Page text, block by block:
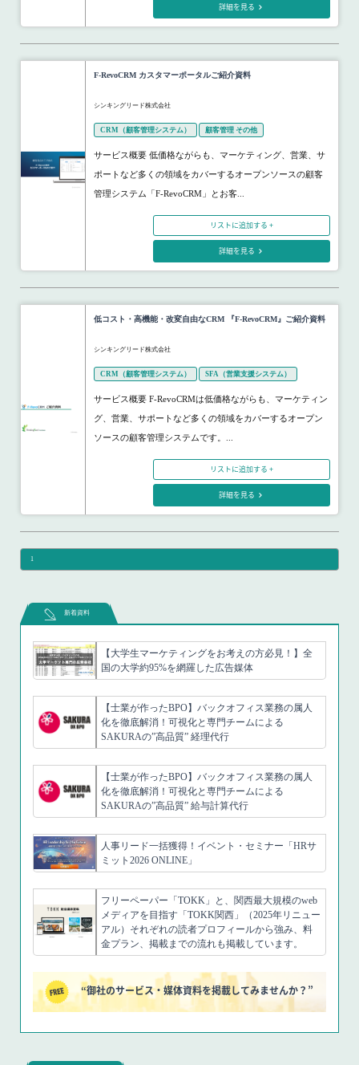
詳細を見る
F-RevoCRM カスタマーポータルご紹介資料
シンキングリード株式会社
CRM（顧客管理システム） 顧客管理 その他
サービス概要 低価格ながらも、マーケティング、営業、サ
ポートなど多くの領域をカバーするオープンソースの顧客
管理システム「F-RevoCRM」とお客...
リストに追加する +
詳細を見る
低コスト・高機能・改変自由なCRM 『F-RevoCRM』ご紹介資料
シンキングリード株式会社
CRM（顧客管理システム） SFA（営業支援システム）
サービス概要 F-RevoCRMは低価格ながらも、マーケティン
グ、営業、サポートなど多くの領域をカバーするオープン
ソースの顧客管理システムです。...
リストに追加する +
詳細を見る
1
新着資料
【大学生マーケティングをお考えの方必見！】全
国の大学約95%を網羅した広告媒体
【士業が作ったBPO】バックオフィス業務の属人
化を徹底解消！可視化と専門チームによる
SAKURAの”高品質” 経理代行
【士業が作ったBPO】バックオフィス業務の属人
化を徹底解消！可視化と専門チームによる
SAKURAの”高品質” 給与計算代行
人事リード一括獲得！イベント・セミナー「HRサ
ミット2026 ONLINE」
フリーペーパー「TOKK」と、関西最大規模のweb
メディアを目指す「TOKK関西」（2025年リニュー
アル）それぞれの読者プロフィールから強み、料
金プラン、掲載までの流れも掲載しています。
“御社のサービス・媒体資料を掲載してみませんか？”